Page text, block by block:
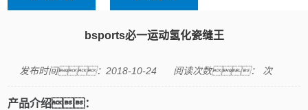
bsports必一运动氢化瓷缝王
发布时间：2018-10-24 阅读次数： 次
产品介绍：